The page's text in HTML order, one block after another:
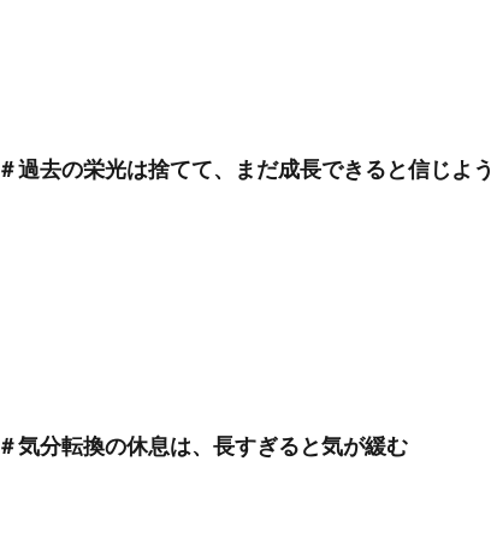
＃過去の栄光は捨てて、まだ成長できると信じよう
＃気分転換の休息は、長すぎると気が緩む